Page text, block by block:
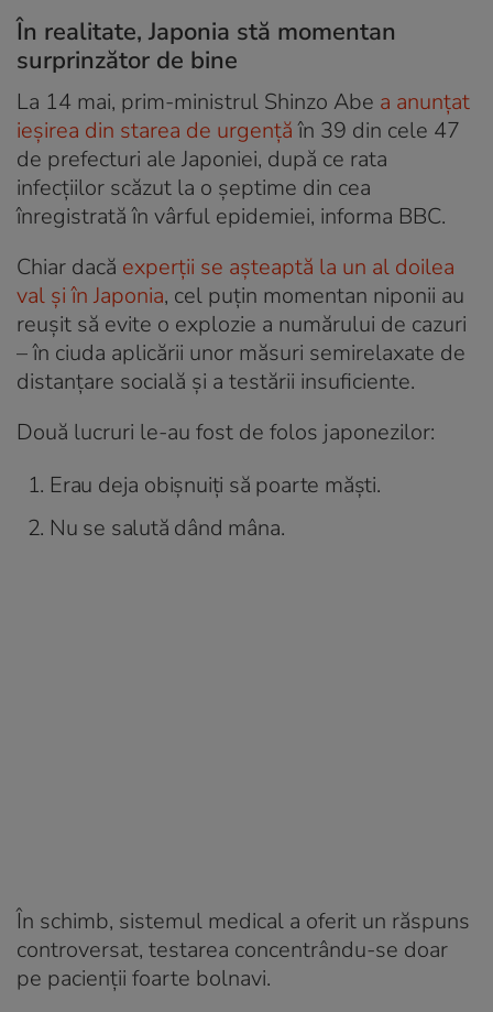
În realitate, Japonia stă momentan
surprinzător de bine
La 14 mai, prim-ministrul Shinzo Abe a anunțat
ieșirea din starea de urgențăîn 39 din cele 47
de prefecturi ale Japoniei, după ce rata
infecțiilor scăzut la o șeptime din cea
înregistrată în vârful epidemiei, informa BBC.
Chiar dacă experții se așteaptă la un al doilea
val și în Japonia, cel puțin momentan niponii au
reușit să evite o explozie a numărului de cazuri
– în ciuda aplicării unor măsuri semirelaxate de
distanțare socială și a testării insuficiente.
Două lucruri le-au fost de folos japonezilor:
Erau deja obișnuiți să poarte măști.
Nu se salută dând mâna.
În schimb, sistemul medical a oferit un răspuns
controversat, testarea concentrându-se doar
pe pacienții foarte bolnavi.